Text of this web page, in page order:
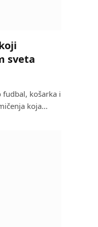
sveta
fudbal, košarka i
koja…